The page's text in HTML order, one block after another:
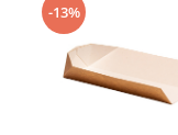
-13%